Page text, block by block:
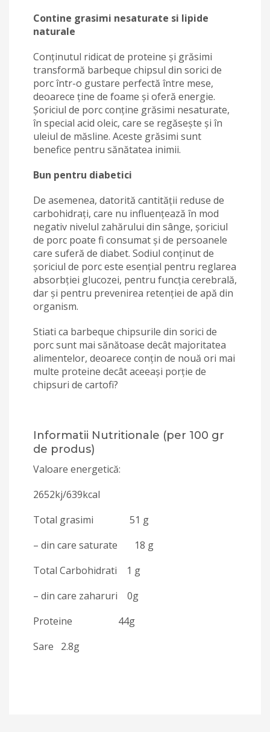
Contine grasimi nesaturate si lipide
naturale
Conţinutul ridicat de proteine şi grăsimi
transformă barbeque chipsul din sorici de
porc într-o gustare perfectă între mese,
deoarece ţine de foame şi oferă energie.
Şoriciul de porc conţine grăsimi nesaturate,
în special acid oleic, care se regăseşte şi în
uleiul de măsline. Aceste grăsimi sunt
benefice pentru sănătatea inimii.
Bun pentru diabetici
De asemenea, datorită cantităţii reduse de
carbohidraţi, care nu influenţează în mod
negativ nivelul zahărului din sânge, şoriciul
de porc poate fi consumat şi de persoanele
care suferă de diabet. Sodiul conţinut de
şoriciul de porc este esenţial pentru reglarea
absorbţiei glucozei, pentru funcţia cerebrală,
dar şi pentru prevenirea retenţiei de apă din
organism.
Stiati ca barbeque chipsurile din sorici de
porc sunt mai sănătoase decât majoritatea
alimentelor, deoarece conțin de nouă ori mai
multe proteine ​​decât aceeași porție de
chipsuri de cartofi?
Informatii Nutritionale (per 100 gr
de produs)
Valoare energetică:
2652kj/639kcal
Total grasimi 51 g
– din care saturate 18 g
Total Carbohidrati 1 g
– din care zaharuri 0g
Proteine 44g
Sare 2.8g